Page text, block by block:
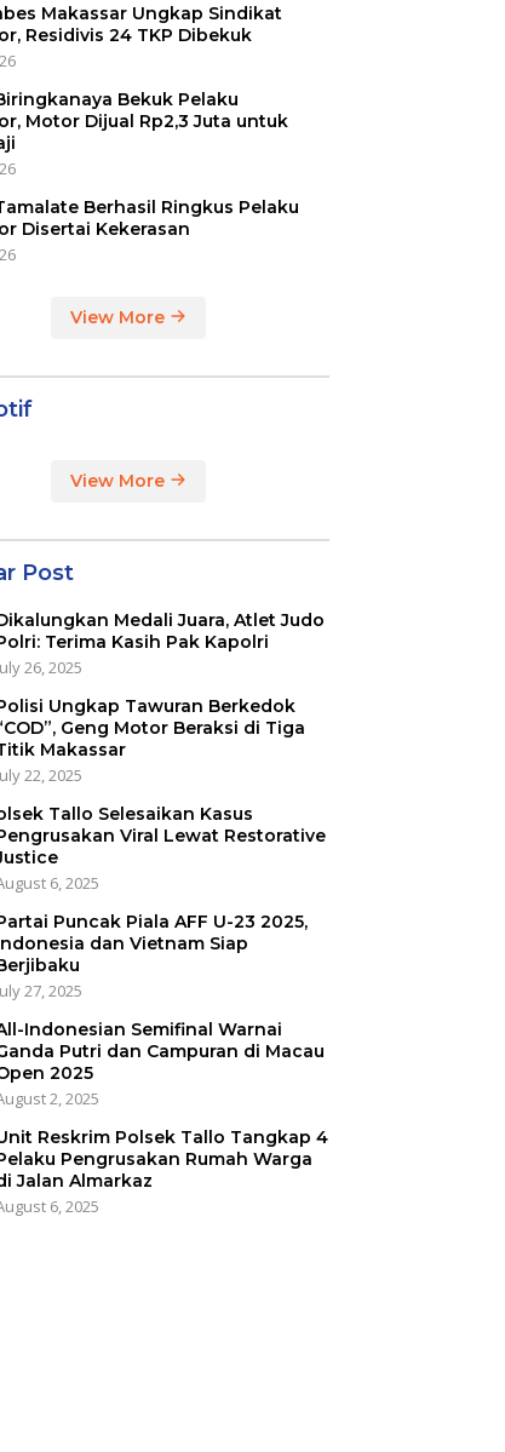
Makassar Ungkap Sindikat
Residivis 24 TKP Dibekuk
Bekuk Pelaku
Motor Dijual Rp2,3 Juta untuk
Berhasil Ringkus Pelaku
Disertai Kekerasan
View More
View More
Post
Medali Juara, Atlet Judo
Terima Kasih Pak Kapolri
26, 2025
Ungkap Tawuran Berkedok
Geng Motor Beraksi di Tiga
Makassar
22, 2025
Tallo Selesaikan Kasus
Viral Lewat Restorative
6, 2025
Puncak Piala AFF U-23 2025,
dan Vietnam Siap
27, 2025
Indonesian Semifinal Warnai
Putri dan Campuran di Macau
2025
2, 2025
Reskrim Polsek Tallo Tangkap 4
Pengrusakan Rumah Warga
Jalan Almarkaz
6, 2025